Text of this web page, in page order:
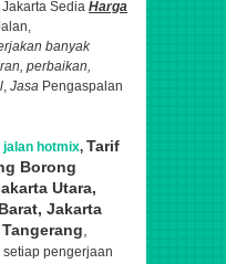
Jakarta Sedia Harga
banyak
perbaikan,
Jasa Pengaspalan
jalan hotmix, Tarif
Borong
Utara,
Jakarta
Tangerang
pengerjaan